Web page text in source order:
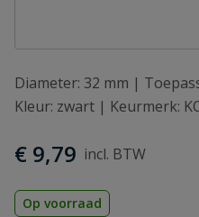
Diameter: 32 mm |
Kleur: zwart | Keurmerk:
€ 9,79
Op voorraad